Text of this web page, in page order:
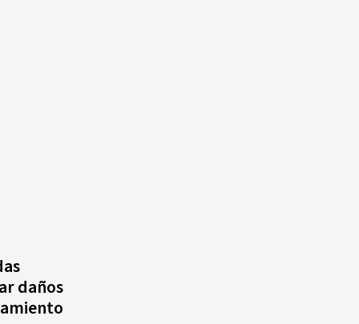
daños